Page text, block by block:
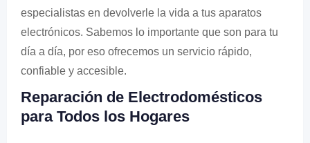
especialistas en devolverle la vida a tus aparatos
electrónicos. Sabemos lo importante que son para tu
día a día, por eso ofrecemos un servicio rápido,
confiable y accesible.
Reparación de Electrodomésticos
para Todos los Hogares